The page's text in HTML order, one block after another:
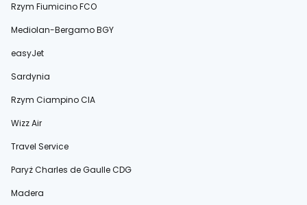
Rzym Fiumicino FCO
Mediolan-Bergamo BGY
easyJet
Sardynia
Rzym Ciampino CIA
Wizz Air
Travel Service
Paryż Charles de Gaulle CDG
Madera